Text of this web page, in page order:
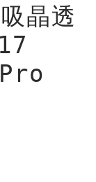
晶透